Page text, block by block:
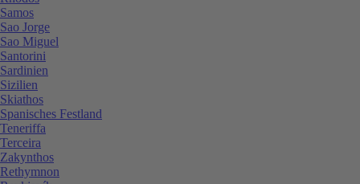
Samos
Sao Jorge
Sao Miguel
Santorini
Sardinien
Sizilien
Skiathos
Spanisches Festland
Teneriffa
Terceira
Zakynthos
Rethymnon